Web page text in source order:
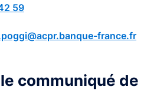
59
france.fr
communiqué de